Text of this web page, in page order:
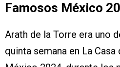
Famosos México
Arath de la Torre era uno
quinta semana en La